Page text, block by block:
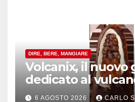
DIRE, BERE, MANGIARE
Volcanix, il nuovo
dedicato al
è nato a Caivano
6 AGOSTO 2026 CARLO